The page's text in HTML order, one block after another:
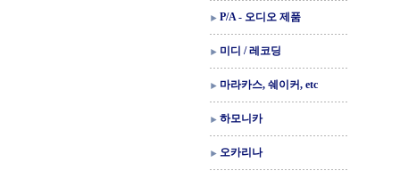
P/A - 오디오 제품
미디 / 레코딩
마라카스, 쉐이커, etc
하모니카
오카리나